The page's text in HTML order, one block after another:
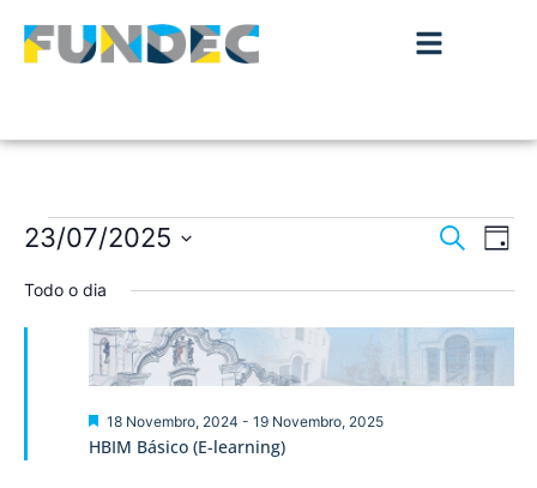
de
e
Pesquisar
de
Dia
23/07/2025
a
Todo o dia
HBIM Básico (E-learning)
Destaque
18 Novembro, 2024 - 19 Novembro, 2025